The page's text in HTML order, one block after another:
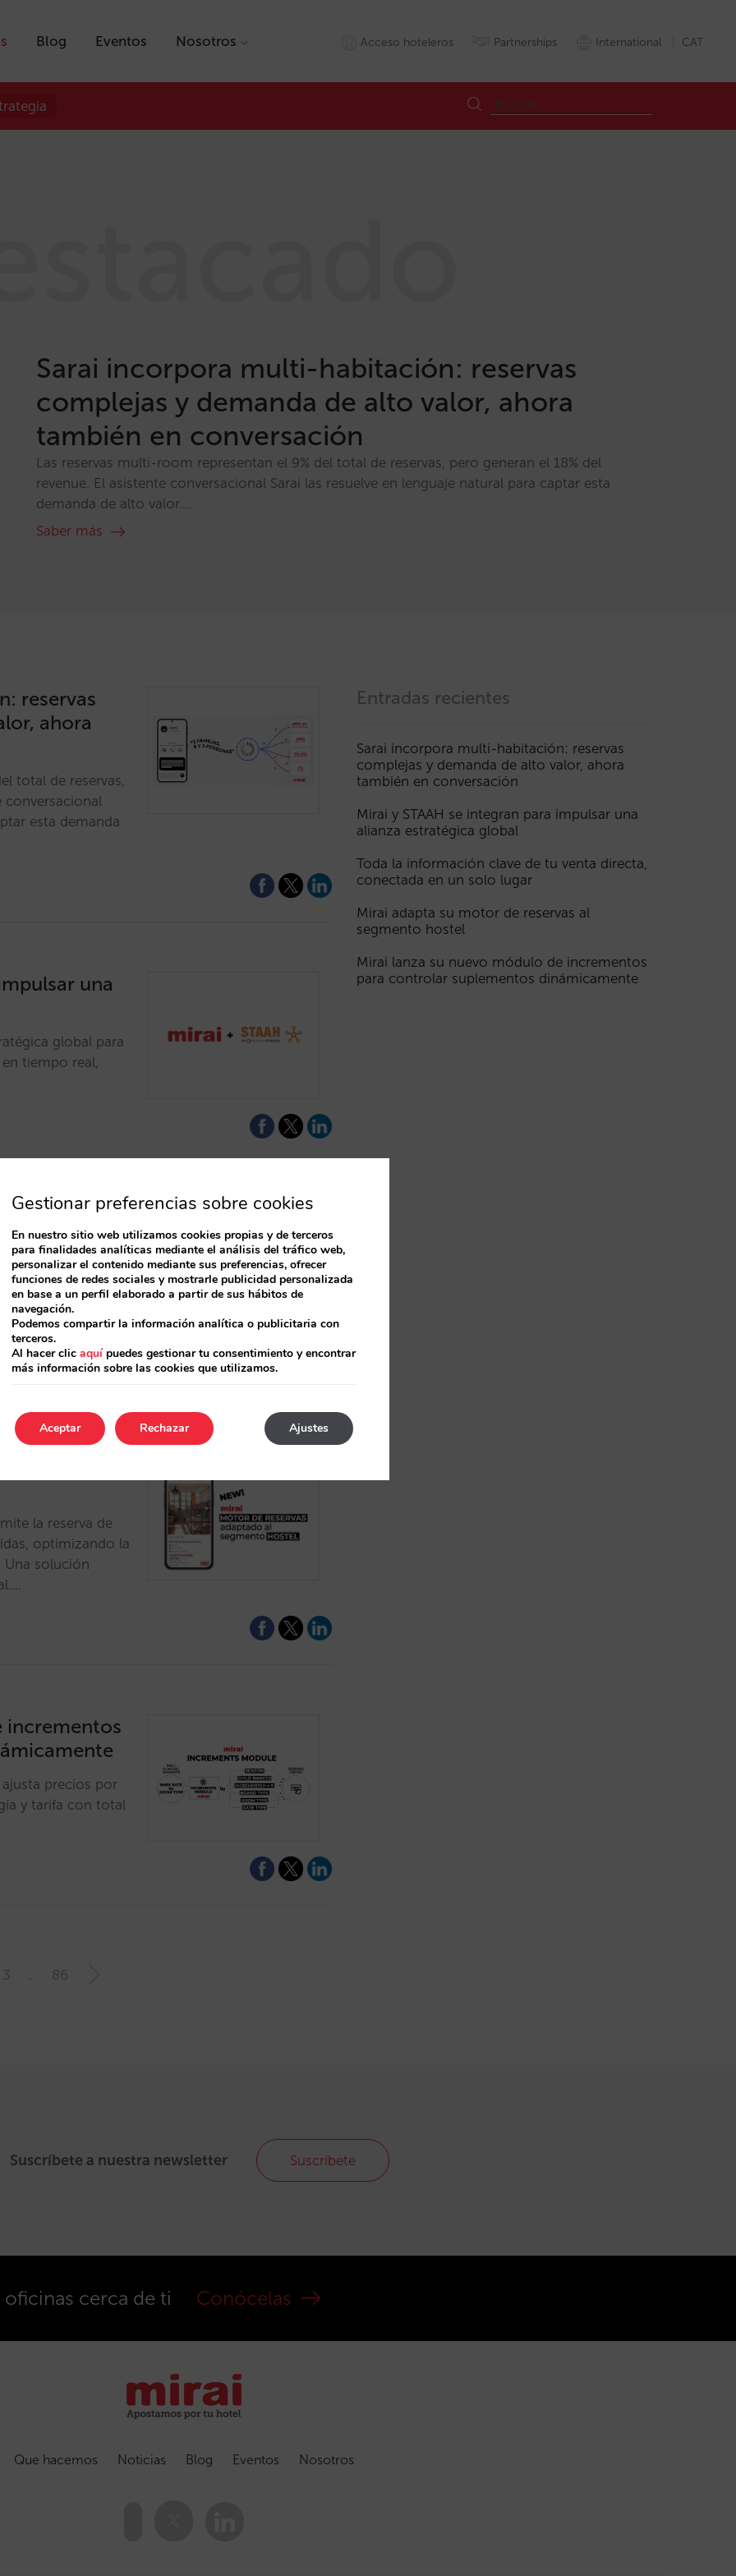
Blog Eventos Nosotros Acceso hoteleros Partnerships International CAT
Sarai incorpora multi-habitación: reservas
complejas y demanda de alto valor, ahora
también en conversación
Las reservas multi-room representan el 9% del total de reservas, pero generan el 18% del
revenue. El asistente conversacional Sarai las resuelve en lenguaje natural para captar esta
demanda de alto valor....
Saber más
reservas
ahora
total de reservas,
conversacional
esta demanda
una
global para
tiempo real,
directa,
Channel Mix, GA4,
para una
al
la reserva de
optimizando la
Una solución
incrementos
precios por
y tarifa con total
3 86
Entradas recientes
Sarai incorpora multi-habitación: reservas
complejas y demanda de alto valor, ahora
también en conversación
Mirai y STAAH se integran para impulsar una
alianza estratégica global
Toda la información clave de tu venta directa,
conectada en un solo lugar
Mirai adapta su motor de reservas al
segmento hostel
Mirai lanza su nuevo módulo de incrementos
para controlar suplementos dinámicamente
Suscríbete a nuestra newsletter Suscríbete
cerca de ti Conócelas
Que hacemos Noticias Blog Eventos Nosotros
Gestionar preferencias sobre cookies
En nuestro sitio web utilizamos cookies propias y de terceros
para finalidades analíticas mediante el análisis del tráfico web,
personalizar el contenido mediante sus preferencias, ofrecer
funciones de redes sociales y mostrarle publicidad personalizada
en base a un perfil elaborado a partir de sus hábitos de
navegación.
Podemos compartir la información analítica o publicitaria con
terceros.
Al hacer clic aquípuedes gestionar tu consentimiento y encontrar
más información sobre las cookies que utilizamos.
Aceptar Ajustes
Rechazar